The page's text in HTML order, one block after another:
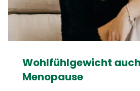
Wohlfühlgewicht
Menopause